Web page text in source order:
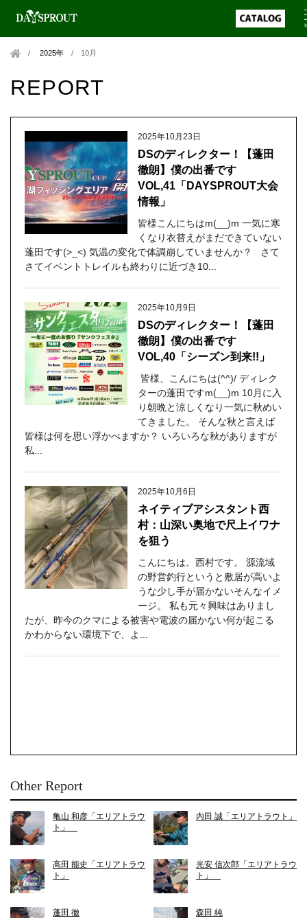
2025年 / 10月
REPORT
2025年10月23日
DSのディレクター！【蓬田
徹朗】僕の出番です
VOL,41「DAYSPROUT大会
情報」
皆様こんにちはm(__)m 一気に寒
くなり衣替えがまだできていない
蓬田です(>_<) 気温の変化で体調崩していませんか？ さて
さてイベントトレイルも終わりに近づき10...
2025年10月9日
DSのディレクター！【蓬田
徹朗】僕の出番です
VOL,40「シーズン到来!!」
皆様、こんにちは(^^)/ ディレク
ターの蓬田ですm(__)m 10月に入
り朝晩と涼しくなり一気に秋めい
てきました。 そんな秋と言えば
皆様は何を思い浮かべますか？ いろいろな秋がありますが
私...
2025年10月6日
ネイティブアシスタント西
村：山深い奥地で尺上イワナ
を狙う
こんにちは。西村です。 源流域
の野営釣行というと敷居が高いよ
うな少し手が届かないそんなイメ
ージ。 私も元々興味はありまし
たが、昨今のクマによる被害や電波の届かない何が起こる
かわからない環境下で、よ...
Other Report
亀山 和彦「エリアトラウ
ト」
内田 誠「エリアトラウト」
高田 能史「エリアトラウ
ト」
光安 信次郎「エリアトラウ
ト」
蓬田 徹
森田 純